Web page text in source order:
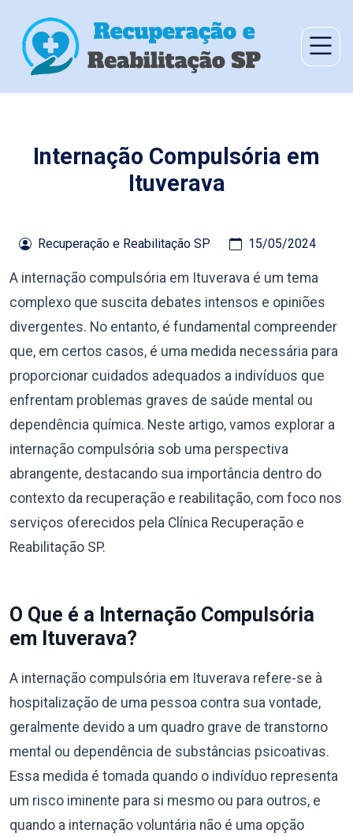
Internação Compulsória em
Ituverava
Recuperação e Reabilitação SP 15/05/2024
A internação compulsória em Ituverava é um tema
complexo que suscita debates intensos e opiniões
divergentes. No entanto, é fundamental compreender
que, em certos casos, é uma medida necessária para
proporcionar cuidados adequados a indivíduos que
enfrentam problemas graves de saúde mental ou
dependência química. Neste artigo, vamos explorar a
internação compulsória sob uma perspectiva
abrangente, destacando sua importância dentro do
contexto da recuperação e reabilitação, com foco nos
serviços oferecidos pela Clínica Recuperação e
Reabilitação SP.
O Que é a Internação Compulsória
em Ituverava?
A internação compulsória em Ituverava refere-se à
hospitalização de uma pessoa contra sua vontade,
geralmente devido a um quadro grave de transtorno
mental ou dependência de substâncias psicoativas.
Essa medida é tomada quando o indivíduo representa
um risco iminente para si mesmo ou para outros, e
quando a internação voluntária não é uma opção